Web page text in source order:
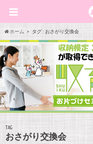
ホーム タグ : おさがり交換会
TAG
おさがり交換会